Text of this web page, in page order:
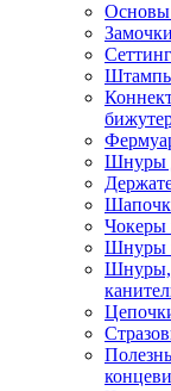
Основы
Шнуры
Чокеры
Шнуры
Шнуры,